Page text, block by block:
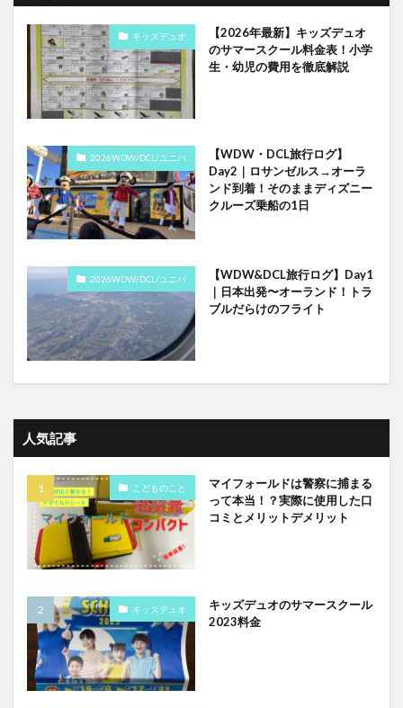
キッズデュオ
【2026年最新】キッズデュオ
のサマースクール料金表！小学
生・幼児の費用を徹底解説
2026WDW/DCL/ユニバ
【WDW・DCL旅行ログ】
Day2｜ロサンゼルス→オーラ
ンド到着！そのままディズニー
クルーズ乗船の1日
2026WDW/DCL/ユニバ
【WDW&DCL旅行ログ】Day1
｜日本出発〜オーランド！トラ
ブルだらけのフライト
人気記事
こどものこと
マイフォールドは警察に捕まる
って本当！？実際に使用した口
コミとメリットデメリット
キッズデュオ
キッズデュオのサマースクール
2023料金